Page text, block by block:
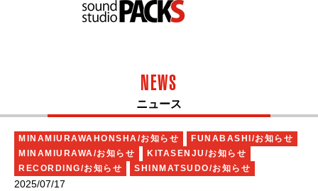
NEWS
ニュース
MINAMIURAWAHONSHA/お知らせ
FUNABASHI/お知らせ
MINAMIURAWA/お知らせ
KITASENJU/お知らせ
RECORDING/お知らせ
SHINMATSUDO/お知らせ
2025/07/17